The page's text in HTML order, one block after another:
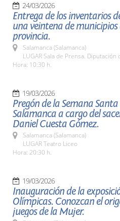
24/03/2026
Entrega de los inventarios
una veintena de municipios
provincia.
Salamanca (Salamanca)
LUGAR Sala de Prensa. Diputación
Hora: 10:30 h.
19/03/2026
Pregón de la Semana Santa
Salamanca a cargo del
Daniel Cuesta Gómez.
Salamanca (Salamanca)
LUGAR Teatro Liceo
Hora: 20:30 h.
19/03/2026
Inauguración de la
Olímpicas. Conozcan el
juegos de la Mujer.